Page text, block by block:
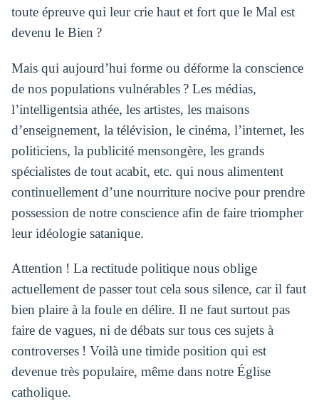
toute épreuve qui leur crie haut et fort que le Mal est
devenu le Bien ?
Mais qui aujourd’hui forme ou déforme la conscience
de nos populations vulnérables ? Les médias,
l’intelligentsia athée, les artistes, les maisons
d’enseignement, la télévision, le cinéma, l’internet, les
politiciens, la publicité mensongère, les grands
spécialistes de tout acabit, etc. qui nous alimentent
continuellement d’une nourriture nocive pour prendre
possession de notre conscience afin de faire triompher
leur idéologie satanique.
Attention ! La rectitude politique nous oblige
actuellement de passer tout cela sous silence, car il faut
bien plaire à la foule en délire. Il ne faut surtout pas
faire de vagues, ni de débats sur tous ces sujets à
controverses ! Voilà une timide position qui est
devenue très populaire, même dans notre Église
catholique.